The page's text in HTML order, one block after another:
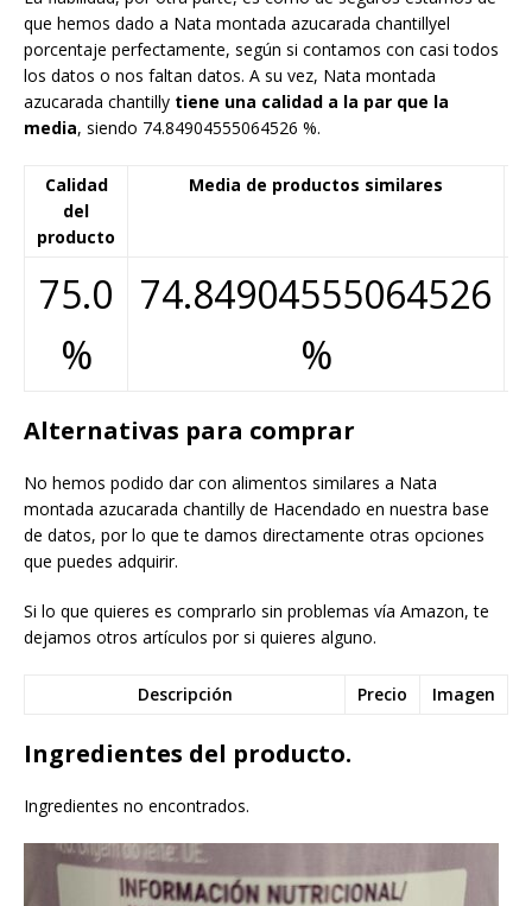
que hemos dado a Nata montada azucarada chantillyel
porcentaje perfectamente, según si contamos con casi todos
los datos o nos faltan datos. A su vez, Nata montada
azucarada chantilly tiene una calidad a la par que la
media, siendo 74.84904555064526 %.
Calidad
del
producto
Media de productos similares
75.0
%
74.84904555064526
%
Alternativas para comprar
No hemos podido dar con alimentos similares a Nata
montada azucarada chantilly de Hacendado en nuestra base
de datos, por lo que te damos directamente otras opciones
que puedes adquirir.
Si lo que quieres es comprarlo sin problemas vía Amazon, te
dejamos otros artículos por si quieres alguno.
Descripción Precio Imagen
Ingredientes del producto.
Ingredientes no encontrados.